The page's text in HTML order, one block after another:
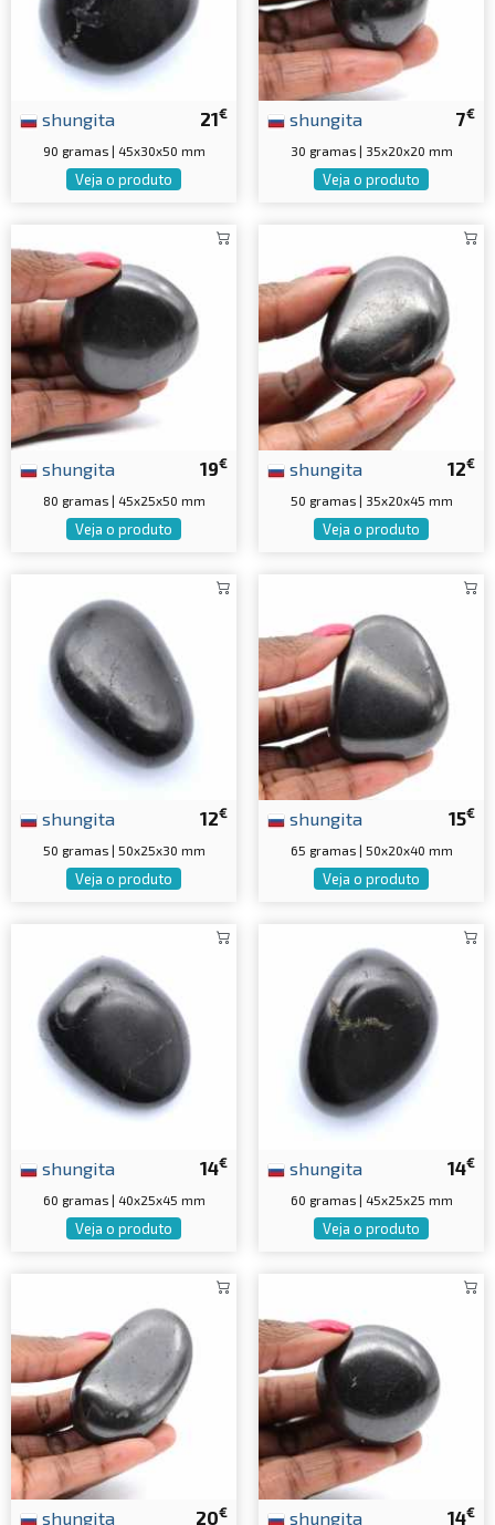
21€
shungita
90 gramas | 45x30x50 mm
Veja o produto
7€
shungita
30 gramas | 35x20x20 mm
Veja o produto
19€
shungita
80 gramas | 45x25x50 mm
Veja o produto
12€
shungita
50 gramas | 35x20x45 mm
Veja o produto
12€
shungita
50 gramas | 50x25x30 mm
Veja o produto
15€
shungita
65 gramas | 50x20x40 mm
Veja o produto
14€
shungita
60 gramas | 40x25x45 mm
Veja o produto
14€
shungita
60 gramas | 45x25x25 mm
Veja o produto
20€
shungita 14€
shungita